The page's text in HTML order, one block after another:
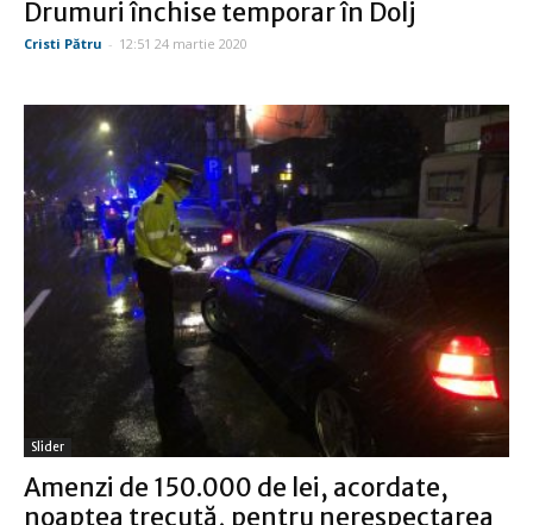
Drumuri închise temporar în Dolj
Cristi Pătru - 12:51 24 martie 2020
Slider
Amenzi de 150.000 de lei, acordate,
noaptea trecută, pentru nerespectarea